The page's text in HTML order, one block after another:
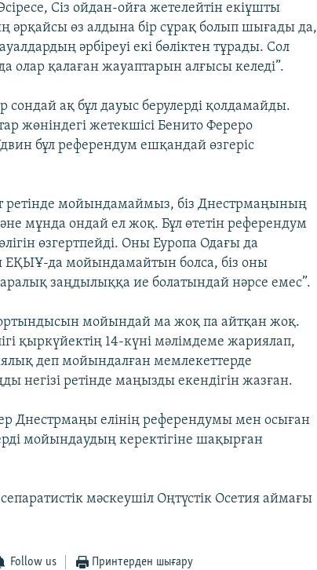
Сіз ойдан-ойға жетелейтін екіұшты
әрқайсы өз алдына бір сұрақ болып шығады да,
әрбіреуі екі бөліктен тұрады. Сол
олар қалаған жауаптарын алғысы келеді”.
ақ бұл дауыс берулерді қолдамайды.
жөніндегі жетекшісі Бенито Фереро
бұл референдум ешқандай өзгеріс
ретінде мойындамаймыз, біз Днестрмаңының
мұнда ондай ел жоқ. Бұл өтетін референдум
өзгертпейді. Оны Еуропа Одағы да
да мойындамайтын болса, біз оны
заңдылыққа ие болатындай нәрсе емес”.
мойындай ма жоқ па айтқан жоқ.
қыркүйектің 14-күні мәлімдеме жариялап,
деп мойындалған мемлекеттерде
негізі ретінде маңызды екендігін жазған.
Днестрмаңы елінің референдумы мен осыған
мойындаудың керектігіне шақырған
мәскеушіл Оңтүстік Осетия аймағы
Follow us Принтерден шығару